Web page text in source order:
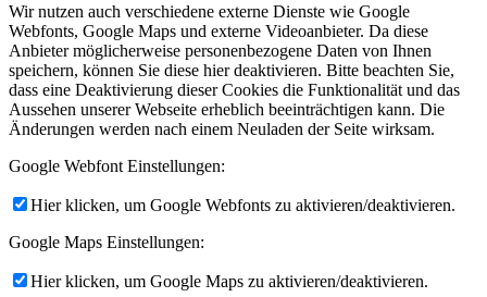
Wir nutzen auch verschiedene externe Dienste wie Google
Webfonts, Google Maps und externe Videoanbieter. Da diese
Anbieter möglicherweise personenbezogene Daten von Ihnen
speichern, können Sie diese hier deaktivieren. Bitte beachten Sie,
dass eine Deaktivierung dieser Cookies die Funktionalität und das
Aussehen unserer Webseite erheblich beeinträchtigen kann. Die
Änderungen werden nach einem Neuladen der Seite wirksam.
Google Webfont Einstellungen:
Hier klicken, um Google Webfonts zu aktivieren/deaktivieren.
Google Maps Einstellungen:
Hier klicken, um Google Maps zu aktivieren/deaktivieren.